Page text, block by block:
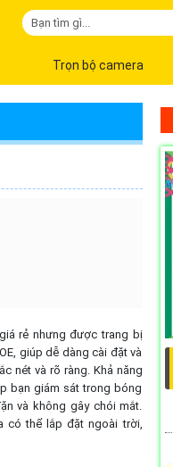
Trọn bộ camera
rẻ nhưng được trang bị
giúp dễ dàng cài đặt và
nét và rõ ràng. Khả năng
bạn giám sát trong bóng
và không gây chói mắt.
có thể lắp đặt ngoài trời,